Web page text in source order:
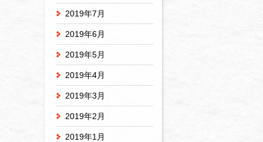
2019年7月
2019年6月
2019年5月
2019年4月
2019年3月
2019年2月
2019年1月